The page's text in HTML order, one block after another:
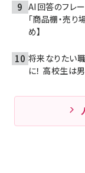
AI回答のフレー
「商品棚・売
め】
将来なりたい
に！ 高校生は